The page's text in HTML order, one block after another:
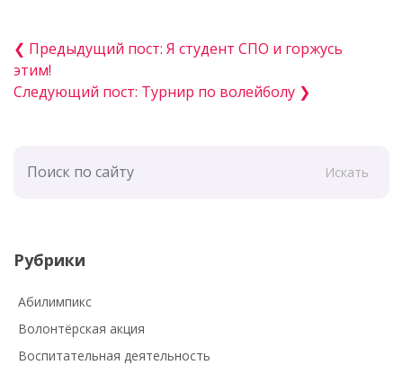
❮ Предыдущий пост: Я студент СПО и горжусь
этим!
Следующий пост: Турнир по волейболу ❯
Искать
Рубрики
Абилимпикс
Волонтёрская акция
Воспитательная деятельность